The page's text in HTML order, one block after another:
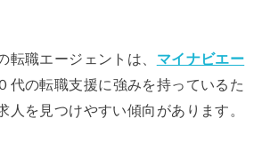
転職エージェントは、 マイナビエー
代の転職支援に強みを持っているた
人を見つけやすい傾向があります。